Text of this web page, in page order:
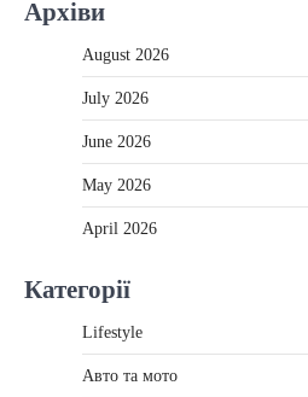
Архіви
August 2026
July 2026
June 2026
May 2026
April 2026
Категорії
Lifestyle
Авто та мото